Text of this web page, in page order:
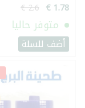
متوفر حاليا
أضف للسلة